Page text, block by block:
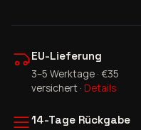
EU-Lieferung
3–5 Werktage · €35
versichert · Details
14-Tage Rückgabe